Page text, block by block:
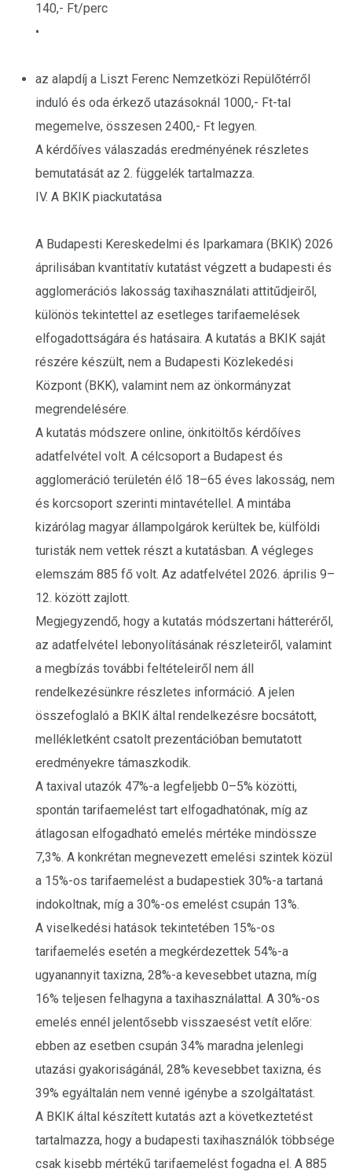
140,- Ft/perc
•
az alapdíj a Liszt Ferenc Nemzetközi Repülőtérről
induló és oda érkező utazásoknál 1000,- Ft-tal
megemelve, összesen 2400,- Ft legyen.
A kérdőíves válaszadás eredményének részletes
bemutatását az 2. függelék tartalmazza.
IV. A BKIK piackutatása
A Budapesti Kereskedelmi és Iparkamara (BKIK) 2026
áprilisában kvantitatív kutatást végzett a budapesti és
agglomerációs lakosság taxihasználati attitűdjeiről,
különös tekintettel az esetleges tarifaemelések
elfogadottságára és hatásaira. A kutatás a BKIK saját
részére készült, nem a Budapesti Közlekedési
Központ (BKK), valamint nem az önkormányzat
megrendelésére.
A kutatás módszere online, önkitöltős kérdőíves
adatfelvétel volt. A célcsoport a Budapest és
agglomeráció területén élő 18–65 éves lakosság, nem
és korcsoport szerinti mintavétellel. A mintába
kizárólag magyar állampolgárok kerültek be, külföldi
turisták nem vettek részt a kutatásban. A végleges
elemszám 885 fő volt. Az adatfelvétel 2026. április 9–
12. között zajlott.
Megjegyzendő, hogy a kutatás módszertani hátteréről,
az adatfelvétel lebonyolításának részleteiről, valamint
a megbízás további feltételeiről nem áll
rendelkezésünkre részletes információ. A jelen
összefoglaló a BKIK által rendelkezésre bocsátott,
mellékletként csatolt prezentációban bemutatott
eredményekre támaszkodik.
A taxival utazók 47%-a legfeljebb 0–5% közötti,
spontán tarifaemelést tart elfogadhatónak, míg az
átlagosan elfogadható emelés mértéke mindössze
7,3%. A konkrétan megnevezett emelési szintek közül
a 15%-os tarifaemelést a budapestiek 30%-a tartaná
indokoltnak, míg a 30%-os emelést csupán 13%.
A viselkedési hatások tekintetében 15%-os
tarifaemelés esetén a megkérdezettek 54%-a
ugyanannyit taxizna, 28%-a kevesebbet utazna, míg
16% teljesen felhagyna a taxihasználattal. A 30%-os
emelés ennél jelentősebb visszaesést vetít előre:
ebben az esetben csupán 34% maradna jelenlegi
utazási gyakoriságánál, 28% kevesebbet taxizna, és
39% egyáltalán nem venné igénybe a szolgáltatást.
A BKIK által készített kutatás azt a következtetést
tartalmazza, hogy a budapesti taxihasználók többsége
csak kisebb mértékű tarifaemelést fogadna el. A 885